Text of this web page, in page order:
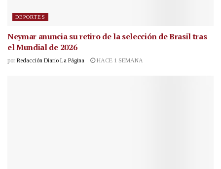
DEPORTES
Neymar anuncia su retiro de la selección de Brasil tras
el Mundial de 2026
por Redacción Diario La Página HACE 1 SEMANA